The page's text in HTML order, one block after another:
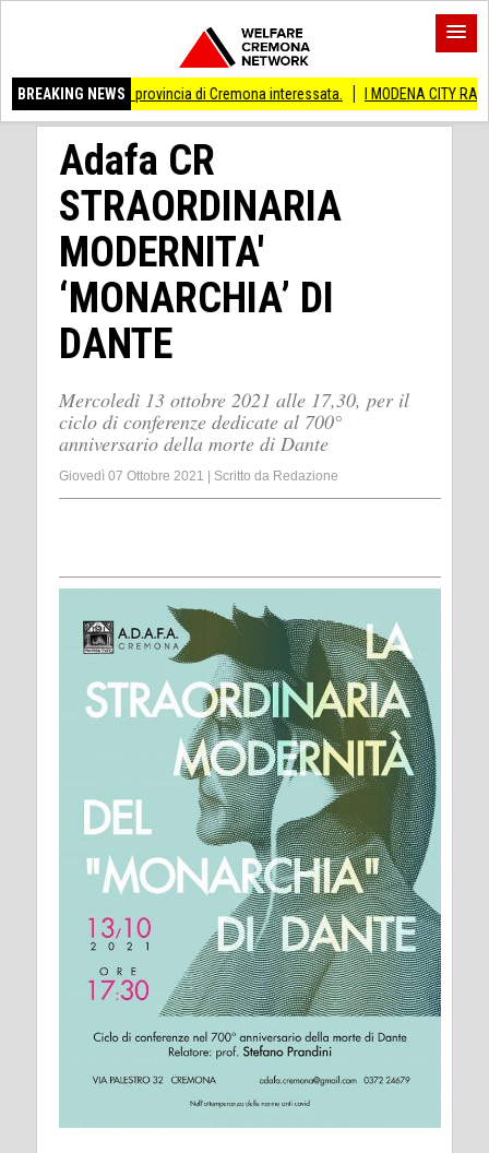
BREAKING NEWS
provincia di Cremona interessata. I MODENA CITY RAMBLERS
Adafa CR
STRAORDINARIA
MODERNITA'
‘MONARCHIA’ DI
DANTE
Mercoledì 13 ottobre 2021 alle 17,30, per il
ciclo di conferenze dedicate al 700°
anniversario della morte di Dante
Giovedì 07 Ottobre 2021 Scritto da Redazione